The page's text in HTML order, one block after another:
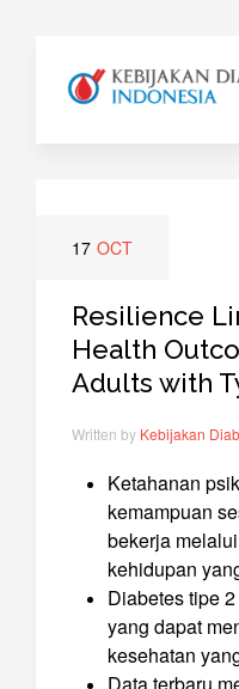
17 OCT
Resilience
Health
Adults with
Written by Kebijakan
Ketahanan
kemampuan
bekerja
kehidupan
Diabetes tipe
yang dapat
kesehatan